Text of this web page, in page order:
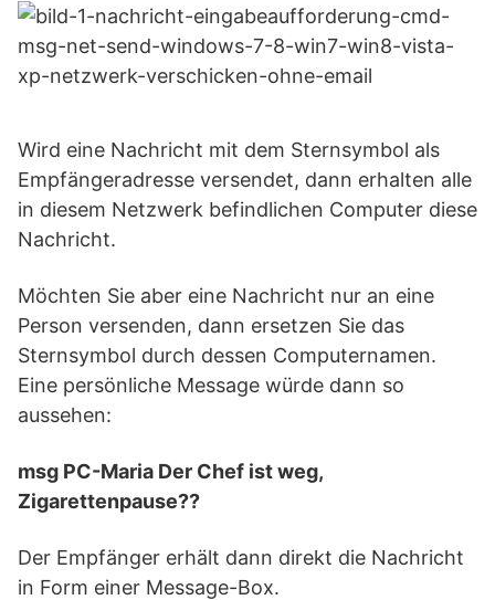
Wird eine Nachricht mit dem Sternsymbol als
Empfängeradresse versendet, dann erhalten alle
in diesem Netzwerk befindlichen Computer diese
Nachricht.
Möchten Sie aber eine Nachricht nur an eine
Person versenden, dann ersetzen Sie das
Sternsymbol durch dessen Computernamen.
Eine persönliche Message würde dann so
aussehen:
msg PC-Maria Der Chef ist weg,
Zigarettenpause??
Der Empfänger erhält dann direkt die Nachricht
in Form einer Message-Box.